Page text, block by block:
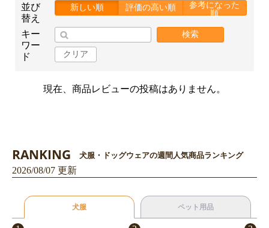
並び
替え
新しい順 評価の高い順
参考になった
順
キー
ワー
ド
検索
クリア
現在、商品レビューの投稿はありません。
RANKING 犬服・ドッグウェアの週間人気商品ランキング
2026/08/07 更新
犬服 ペット用品